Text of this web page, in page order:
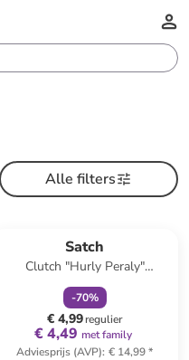
Alle filters
Satch
Clutch "Hurly Peraly"
paars/meerkleurig - (B)18 x
(H)14 x (D)4 cm
-70%
€ 4,99regulier
€ 4,49 met family
Adviesprijs (AVP): € 14,99*